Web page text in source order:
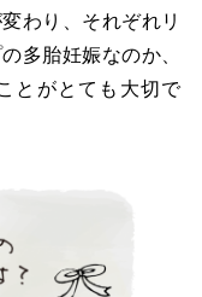
わり、それぞれリ
多胎妊娠なのか、
とがとても大切で